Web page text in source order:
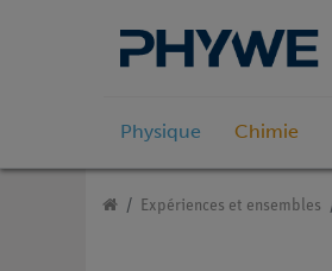
Physique Chimie
Expériences et ensembles